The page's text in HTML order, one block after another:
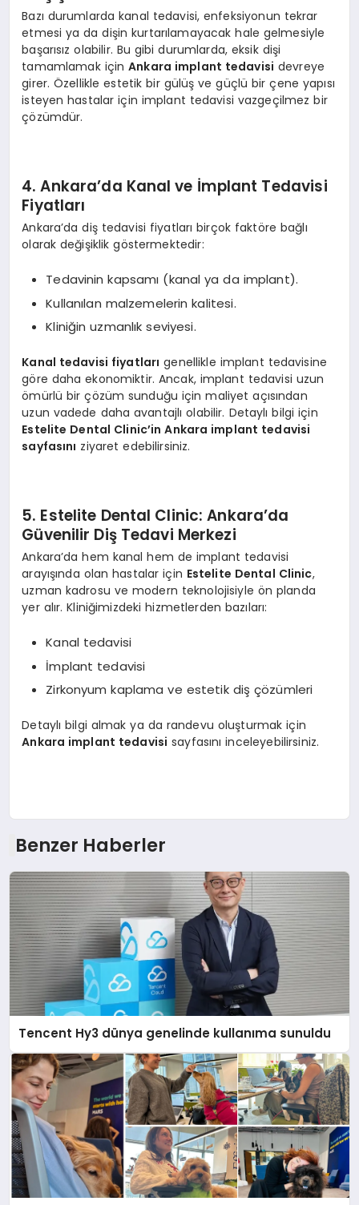
Bazı durumlarda kanal tedavisi, enfeksiyonun tekrar
etmesi ya da dişin kurtarılamayacak hale gelmesiyle
başarısız olabilir. Bu gibi durumlarda, eksik dişi
tamamlamak içinAnkara implant tedavisi devreye
girer. Özellikle estetik bir gülüş ve güçlü bir çene yapısı
isteyen hastalar için implant tedavisi vazgeçilmez bir
çözümdür.
4. Ankara’da Kanal ve İmplant Tedavisi
Fiyatları
Ankara’da diş tedavisi fiyatları birçok faktöre bağlı
olarak değişiklik göstermektedir:
Tedavinin kapsamı (kanal ya da implant).
Kullanılan malzemelerin kalitesi.
Kliniğin uzmanlık seviyesi.
Kanal tedavisi fiyatları genellikle implant tedavisine
göre daha ekonomiktir. Ancak, implant tedavisi uzun
ömürlü bir çözüm sunduğu için maliyet açısından
uzun vadede daha avantajlı olabilir. Detaylı bilgi için
Estelite Dental Clinic’in Ankara implant tedavisi
sayfasını ziyaret edebilirsiniz.
5. Estelite Dental Clinic: Ankara’da
Güvenilir Diş Tedavi Merkezi
Ankara’da hem kanal hem de implant tedavisi
arayışında olan hastalar için Estelite Dental Clinic,
uzman kadrosu ve modern teknolojisiyle ön planda
yer alır. Kliniğimizdeki hizmetlerden bazıları:
Kanal tedavisi
İmplant tedavisi
Zirkonyum kaplama ve estetik diş çözümleri
Detaylı bilgi almak ya da randevu oluşturmak için
Ankara implant tedavisi sayfasını inceleyebilirsiniz.
Benzer Haberler
Tencent Hy3 dünya genelinde kullanıma sunuldu